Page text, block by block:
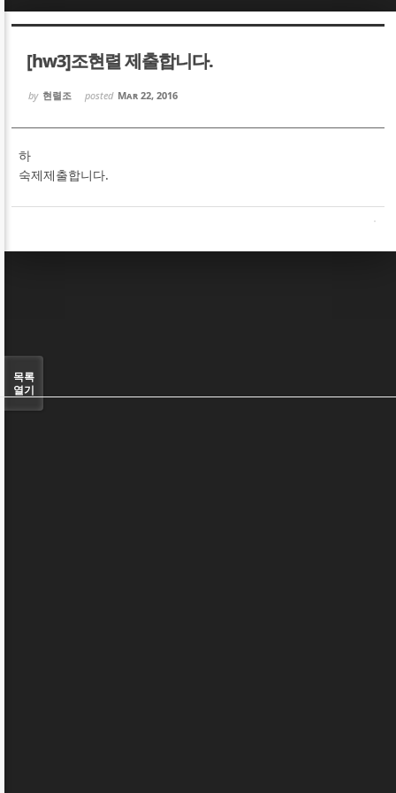
[hw3]조현렬 제출합니다.
by 현렬조 posted Mar 22, 2016
하
숙제제출합니다.
목록
열기
Sketchbook5, 스케치북5
Sketchbook5, 스케치북5
Sketchbook5, 스케치북5
Sketchbook5, 스케치북5